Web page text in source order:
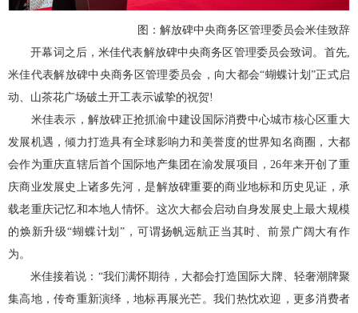
图：解放碑中央商务区管理委员会米佳致辞
开幕词之后，米佳代表解放碑中央商务区管理委员会致词。首先,
米佳代表解放碑中央商务区管理委员会，向大都会“蝴蝶计划”正式启
动、山茶花广场破土开工表示诚挚的祝贺!
米佳表示，解放碑正抢抓渝中建设国际消费中心城市核心区重大
发展机遇，倾力打造具有全球影响力和美誉度的世界知名商圈，大都
会作为重庆直辖后首个国际地产集团在渝发展项目，26年来开创了重
庆商业发展史上诸多先河，是解放碑重要的商业地标和历史见证，承
载老重庆记忆和本地人情怀。这次大都会启动自身发展史上最大规模
的焕新升级“蝴蝶计划”，可谓扬帆远航正当其时、前景广阔大有作
为。
米佳接着说：“我们满怀期待，大都会打造国际大牌、轻奢潮牌聚
集高地，传奇重新演绎，地标再展光芒。我们热忱欢迎，更多消费者